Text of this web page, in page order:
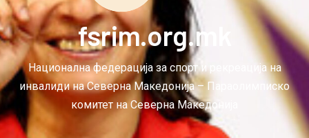
fsrim.org.mk
Национална федерација за спорт и рекреација на
инвалиди на Северна Македонија – Параолимписко
комитет на Северна Македонија